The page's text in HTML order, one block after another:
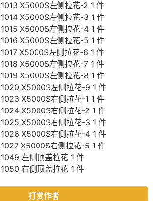
X5000S左侧拉花-2 1 件
X5000S左侧拉花-3 1 件
X5000S左侧拉花-4 1 件
X5000S左侧拉花-5 1 件
X5000S左侧拉花-6 1 件
X5000S左侧拉花-7 1 件
X5000S左侧拉花-8 1 件
X5000S左侧拉花-9 1 件
X5000S右侧拉花-1 1 件
X5000S右侧拉花-2 1 件
X5000S右侧拉花-3 1 件
X5000S右侧拉花-4 1 件
X5000S右侧拉花-5 1 件
左侧顶盖拉花 1 件
右侧顶盖拉花 1 件
打赏作者